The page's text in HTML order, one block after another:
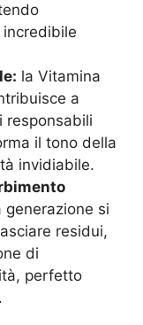
la Vitamina
a
responsabili
il tono della
invidiabile.
generazione si
residui,
di
perfetto